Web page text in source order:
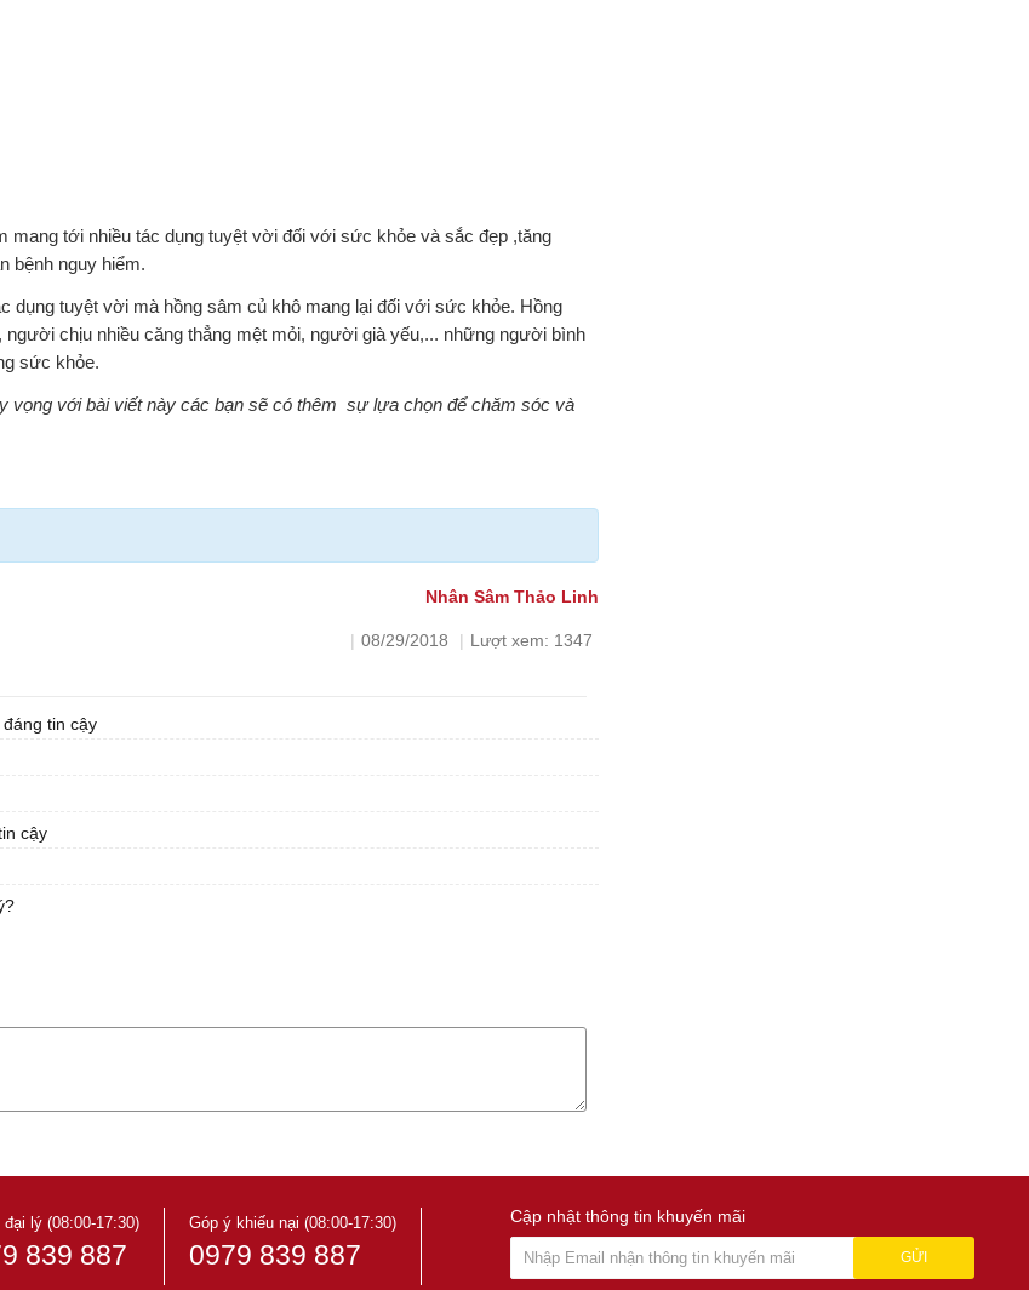
tới nhiều tác dụng tuyệt vời đối với sức khỏe và sắc đẹp ,tăng
bệnh nguy hiểm.
tuyệt vời mà hồng sâm củ khô mang lại đối với sức khỏe. Hồng
chịu nhiều căng thẳng mệt mỏi, người già yếu,... những người bình
sức khỏe.
vọng với bài viết này các bạn sẽ có thêm sự lựa chọn để chăm sóc và
Nhân Sâm Thảo Linh
| 08/29/2018 | Lượt xem: 1347
tin cậy
cậy
đại lý (08:00-17:30)
839 887
Góp ý khiếu nại (08:00-17:30)
0979 839 887
Cập nhật thông tin khuyến mãi
GỬI